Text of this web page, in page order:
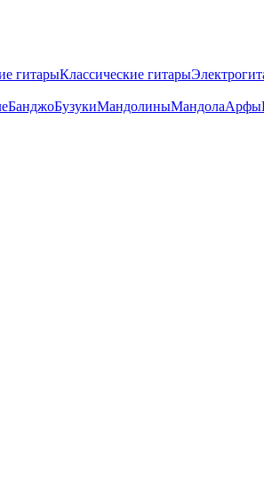
гитарыКлассические гитары
БанджоБузукиМандолиныМандолаАрфы